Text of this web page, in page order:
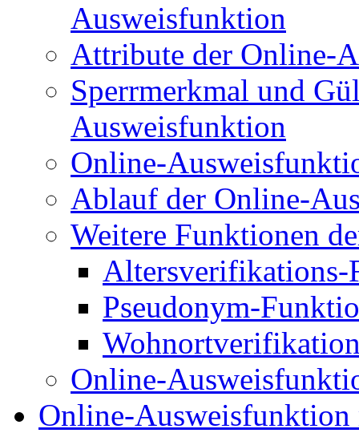
Ausweisfunktion
Attribute der Online-
Sperrmerkmal und
Ausweisfunktion
Online-
Ablauf der Online-
Weitere Funktionen
Altersverifikations-
Pseudonym-
Online-
Online-Ausweisfunktion